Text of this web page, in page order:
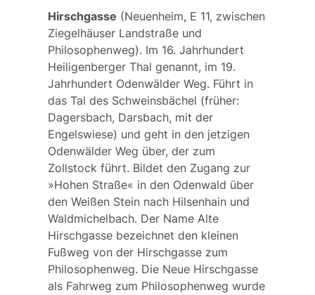
Hirschgasse (Neuenheim, E 11, zwischen
Ziegelhäuser Landstraße und
Philosophenweg). Im 16. Jahrhundert
Heiligenberger Thal genannt, im 19.
Jahrhundert Odenwälder Weg. Führt in
das Tal des Schweinsbächel (früher:
Dagersbach, Darsbach, mit der
Engelswiese) und geht in den jetzigen
Odenwälder Weg über, der zum
Zollstock führt. Bildet den Zugang zur
»Hohen Straße« in den Odenwald über
den Weißen Stein nach Hilsenhain und
Waldmichelbach. Der Name Alte
Hirschgasse bezeichnet den kleinen
Fußweg von der Hirschgasse zum
Philosophenweg. Die Neue Hirschgasse
als Fahrweg zum Philosophenweg wurde